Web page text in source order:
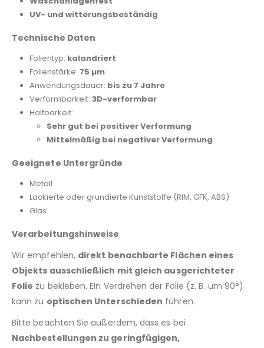
UV- und witterungsbeständig
Technische Daten
Folientyp: kalandriert
Folienstärke: 75 µm
Anwendungsdauer: bis zu 7 Jahre
Verformbarkeit: 3D-verformbar
Haltbarkeit:
Sehr gut bei positiver Verformung
Mittelmäßig bei negativer Verformung
Geeignete Untergründe
Metall
Lackierte oder grundierte Kunststoffe (RIM, GFK, ABS)
Glas
Verarbeitungshinweise
Wir empfehlen, direkt benachbarte Flächen eines
Objekts ausschließlich mit gleich ausgerichteter
Folie zu bekleben. Ein Verdrehen der Folie (z. B. um 90°)
kann zu optischen Unterschieden führen.
Bitte beachten Sie außerdem, dass es bei
Nachbestellungen zu geringfügigen,